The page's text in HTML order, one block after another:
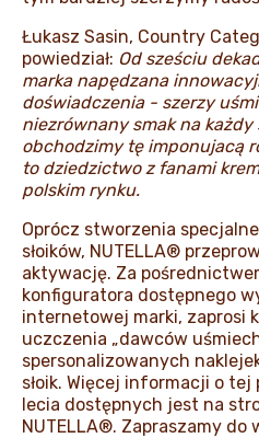
Łukasz Sasin, Country
powiedział: Od sześciu
marka napędzana
doświadczenia - szerzy
niezrównany smak na każdy
obchodzimy tę imponujacą
to dziedzictwo z fanami
polskim rynku.
Oprócz stworzenia
słoików, NUTELLA®
aktywację. Za
konfiguratora dostępnego
internetowej marki, zaprosi
uczczenia „dawców
spersonalizowanych
słoik. Więcej informacji o
lecia dostępnych jest na
NUTELLA®. Zapraszamy do